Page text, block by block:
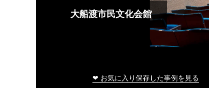
大船渡市民文化会館
❤ お気に入り保存した事例を見る